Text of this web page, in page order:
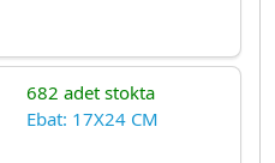
682 adet stokta
Ebat: 17X24 CM